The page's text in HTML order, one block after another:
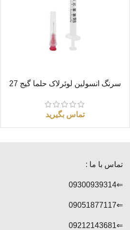
اطلاعات بیشتر
سرنگ انسولین لوئرلاک حلما گیج 27
تماس بگیرید
تماس با ما :
⇐09300939314
⇐09051877117
⇐09212143681